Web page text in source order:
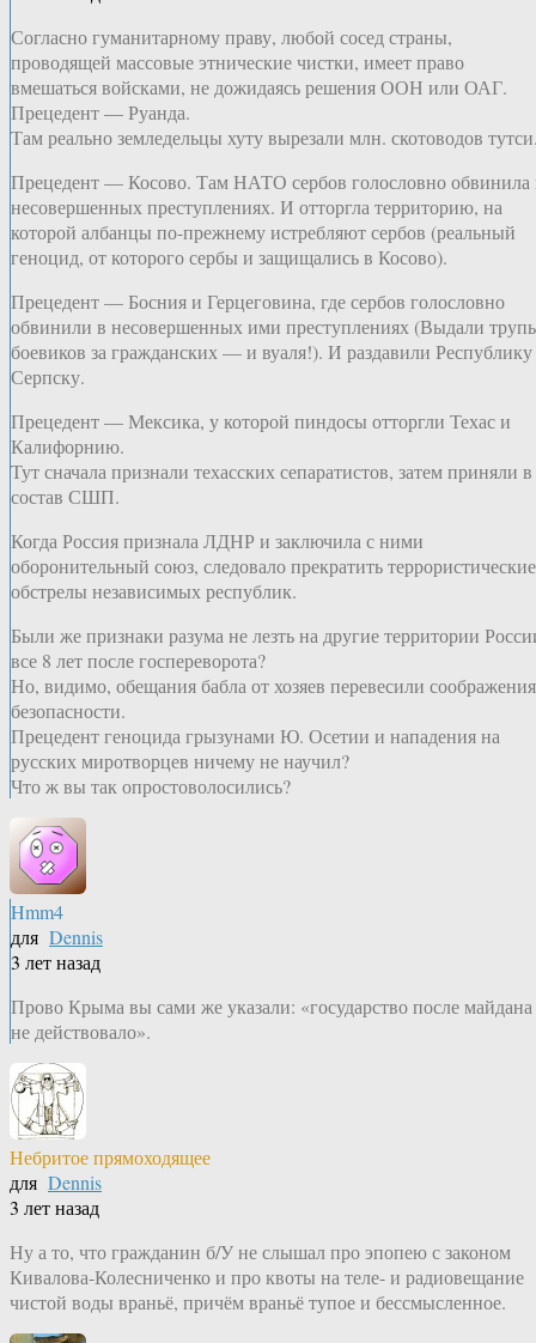
Согласно гуманитарному праву, любой сосед страны,
проводящей массовые этнические чистки, имеет право
вмешаться войсками, не дожидаясь решения ООН или ОАГ.
Прецедент — Руанда.
Там реально земледельцы хуту вырезали млн. скотоводов
Прецедент — Косово. Там НАТО сербов голословно обвинила
несовершенных преступлениях. И отторгла территорию, на
которой албанцы по-прежнему истребляют сербов (реальный
геноцид, от которого сербы и защищались в Косово).
Прецедент — Босния и Герцеговина, где сербов голословно
обвинили в несовершенных ими преступлениях (Выдали
боевиков за гражданских — и вуаля!). И раздавили Республику
Серпску.
Прецедент — Мексика, у которой пиндосы отторгли Техас и
Калифорнию.
Тут сначала признали техасских сепаратистов, затем приняли в
состав СШП.
Когда Россия признала ЛДНР и заключила с ними
оборонительный союз, следовало прекратить террористические
обстрелы независимых республик.
Были же признаки разума не лезть на другие территории
все 8 лет после госпереворота?
Но, видимо, обещания бабла от хозяев перевесили соображения
безопасности.
Прецедент геноцида грызунами Ю. Осетии и нападения на
русских миротворцев ничему не научил?
Что ж вы так опростоволосились?
Hmm4
для Dennis
3 лет назад
Прово Крыма вы сами же указали: «государство после майдана
не действовало».
Небритое прямоходящее
для Dennis
3 лет назад
Ну а то, что гражданин б/У не слышал про эпопею с законом
Кивалова-Колесниченко и про квоты на теле- и радиовещание
чистой воды враньё, причём враньё тупое и бессмысленное.